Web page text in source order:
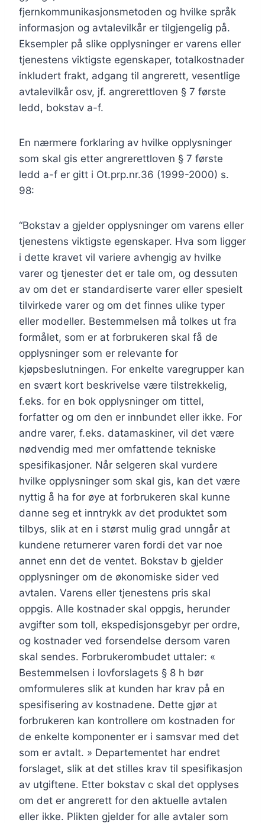
fjernkommunikasjonsmetoden og hvilke språk
informasjon og avtalevilkår er tilgjengelig på.
Eksempler på slike opplysninger er varens eller
tjenestens viktigste egenskaper, totalkostnader
inkludert frakt, adgang til angrerett, vesentlige
avtalevilkår osv, jf. angrerettloven § 7 første
ledd, bokstav a-f.
En nærmere forklaring av hvilke opplysninger
som skal gis etter angrerettloven § 7 første
ledd a-f er gitt i Ot.prp.nr.36 (1999-2000) s.
98:
“Bokstav a gjelder opplysninger om varens eller
tjenestens viktigste egenskaper. Hva som ligger
i dette kravet vil variere avhengig av hvilke
varer og tjenester det er tale om, og dessuten
av om det er standardiserte varer eller spesielt
tilvirkede varer og om det finnes ulike typer
eller modeller. Bestemmelsen må tolkes ut fra
formålet, som er at forbrukeren skal få de
opplysninger som er relevante for
kjøpsbeslutningen. For enkelte varegrupper kan
en svært kort beskrivelse være tilstrekkelig,
f.eks. for en bok opplysninger om tittel,
forfatter og om den er innbundet eller ikke. For
andre varer, f.eks. datamaskiner, vil det være
nødvendig med mer omfattende tekniske
spesifikasjoner. Når selgeren skal vurdere
hvilke opplysninger som skal gis, kan det være
nyttig å ha for øye at forbrukeren skal kunne
danne seg et inntrykk av det produktet som
tilbys, slik at en i størst mulig grad unngår at
kundene returnerer varen fordi det var noe
annet enn det de ventet. Bokstav b gjelder
opplysninger om de økonomiske sider ved
avtalen. Varens eller tjenestens pris skal
oppgis. Alle kostnader skal oppgis, herunder
avgifter som toll, ekspedisjonsgebyr per ordre,
og kostnader ved forsendelse dersom varen
skal sendes. Forbrukerombudet uttaler: «
Bestemmelsen i lovforslagets § 8 h bør
omformuleres slik at kunden har krav på en
spesifisering av kostnadene. Dette gjør at
forbrukeren kan kontrollere om kostnaden for
de enkelte komponenter er i samsvar med det
som er avtalt. » Departementet har endret
forslaget, slik at det stilles krav til spesifikasjon
av utgiftene. Etter bokstav c skal det opplyses
om det er angrerett for den aktuelle avtalen
eller ikke. Plikten gjelder for alle avtaler som